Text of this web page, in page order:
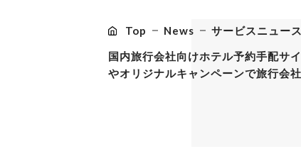
Top News
サービスニュース
国内旅行会社向けホテル予約手配サ
やオリジナルキャンペーンで旅行会